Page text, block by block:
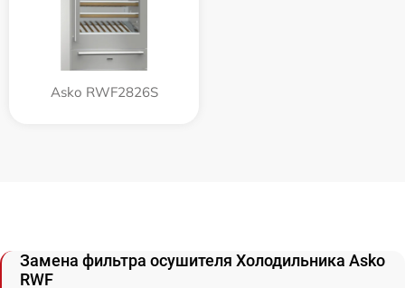
Asko RWF2826S
Замена фильтра осушителя Холодильника Asko
RWF